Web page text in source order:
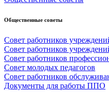
Общественные советы
Совет работников
Совет работников
Совет работников
Совет молодых педагогов
Совет работников
Документы для работы ППО